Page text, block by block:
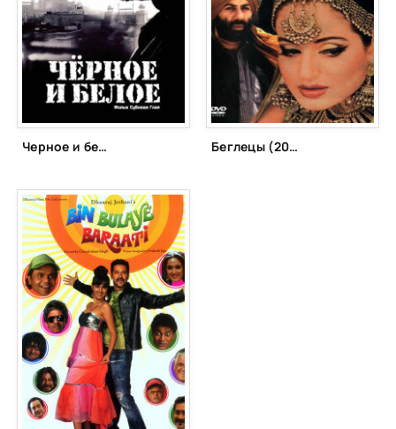
Черное и белое (2008) Беглецы (2001)